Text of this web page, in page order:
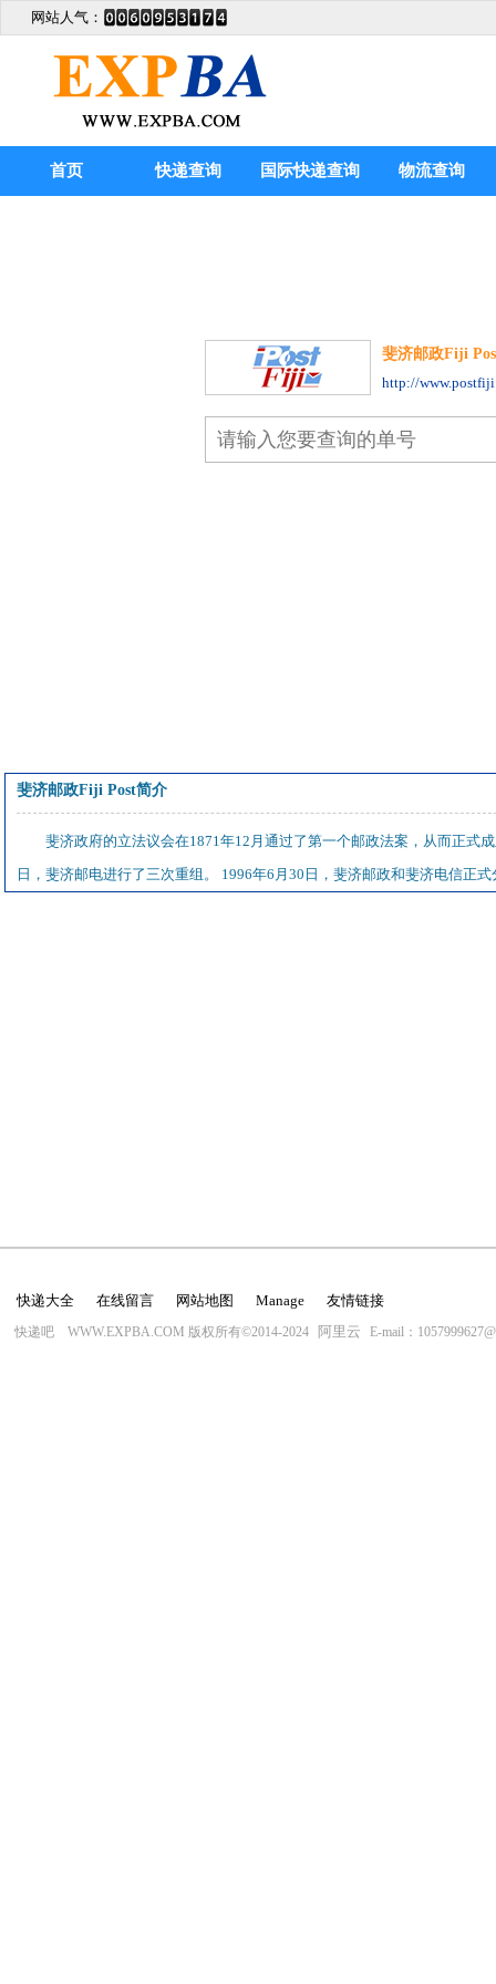
网站人气：
首页 快递查询 国际快递查询 物流查询
斐济邮政Fiji
http://
斐济邮政Fiji Post简介
斐济政府的立法议会在1871年12月通过了第一个邮政法案，从而正式
日，斐济邮电进行了三次重组。 1996年6月30日，斐济邮政和斐济电信正
快递大全 在线留言 网站地图 Manage 友情链接
快递吧 WWW.EXPBA.COM 版权所有©2014-2024 阿里云 E-mail：